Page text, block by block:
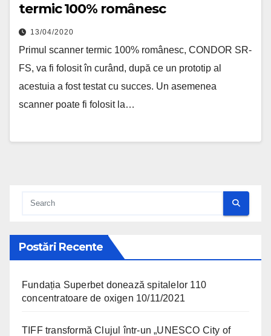
termic 100% românesc
13/04/2020
Primul scanner termic 100% românesc, CONDOR SR-
FS, va fi folosit în curând, după ce un prototip al
acestuia a fost testat cu succes. Un asemenea
scanner poate fi folosit la…
Postări Recente
Fundația Superbet donează spitalelor 110
concentratoare de oxigen 10/11/2021
TIFF transformă Clujul într-un „UNESCO City of